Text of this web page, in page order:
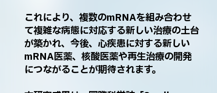
これにより、複数のmRNAを組み合わせ
て複雑な病態に対応する新しい治療の土台
が築かれ、今後、心疾患に対する新しい
mRNA医薬、核酸医薬や再生治療の開発
につながることが期待されます。